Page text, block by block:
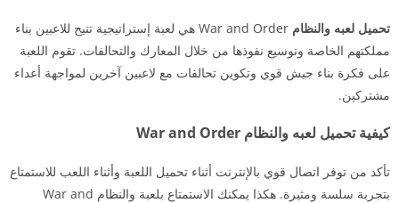
تحميل لعبه والنظام
War and Order هي لعبة إستراتيجية تتيح للاعبين بناء
مملكتهم الخاصة وتوسيع نفوذها من خلال المعارك والتحالفات. تقوم اللعبة
على فكرة بناء جيش قوي وتكوين تحالفات مع لاعبين آخرين لمواجهة أعداء
مشتركين.
كيفية تحميل لعبه والنظام War and Order
تأكد من توفر اتصال قوي بالإنترنت أثناء تحميل اللعبة وأثناء اللعب للاستمتاع
بتجربة سلسة ومثيرة. هكذا يمكنك الاستمتاع بلعبة والنظام War and